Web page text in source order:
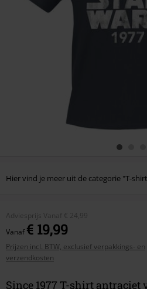
Hier vind je meer uit de categorie "T-
Adviesprijs Vanaf € 24,99
Vanaf€ 19,99
Prijzen incl. BTW, exclusief verpakkings- en
verzendkosten
Since 1977 T-shirt antraciet